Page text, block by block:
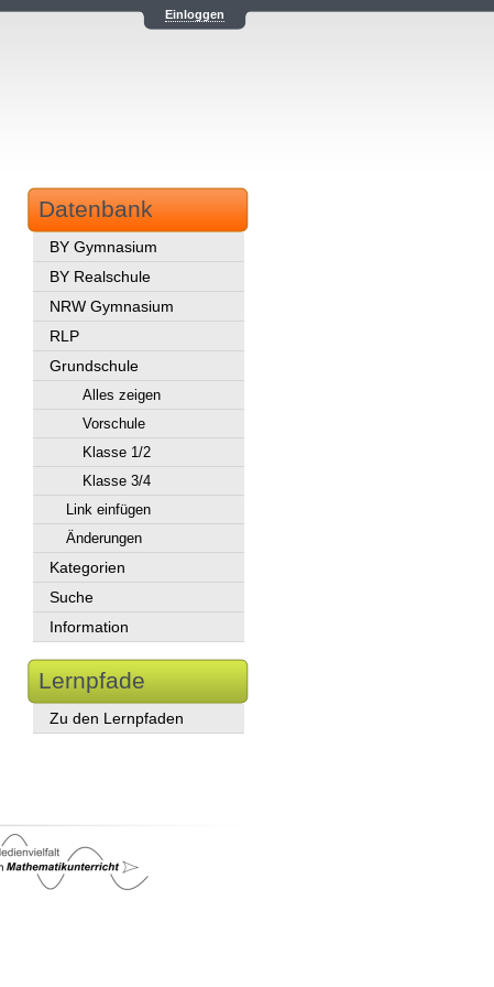
Einloggen
Datenbank
BY Gymnasium
BY Realschule
NRW Gymnasium
RLP
Grundschule
Alles zeigen
Vorschule
Klasse 1/2
Klasse 3/4
Link einfügen
Änderungen
Kategorien
Suche
Information
Lernpfade
Zu den Lernpfaden